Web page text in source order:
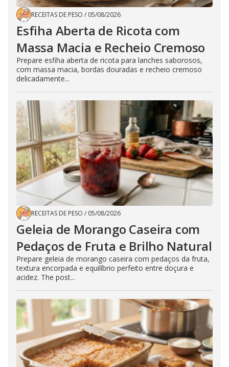
RECEITAS DE PESO / 05/08/2026
Esfiha Aberta de Ricota com
Massa Macia e Recheio Cremoso
Prepare esfiha aberta de ricota para lanches saborosos,
com massa macia, bordas douradas e recheio cremoso
delicadamente...
RECEITAS DE PESO / 05/08/2026
Geleia de Morango Caseira com
Pedaços de Fruta e Brilho Natural
Prepare geleia de morango caseira com pedaços da fruta,
textura encorpada e equilíbrio perfeito entre doçura e
acidez. The post...